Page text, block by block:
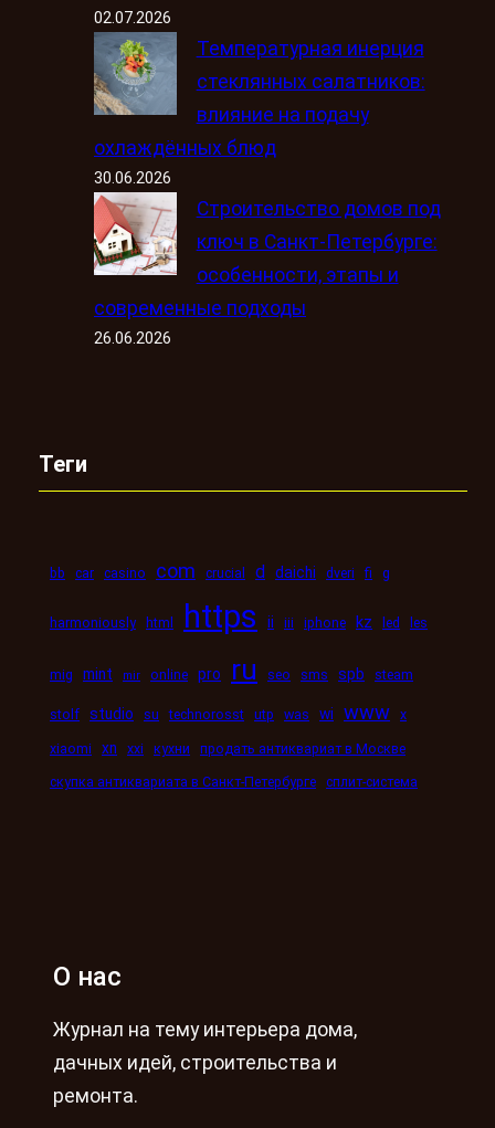
02.07.2026
Температурная инерция
стеклянных салатников:
влияние на подачу
охлаждённых блюд
30.06.2026
Строительство домов под
ключ в Санкт-Петербурге:
особенности, этапы и
современные подходы
26.06.2026
Теги
bb car casino com crucial d daichi dveri fi g
harmoniously html https ii iii iphone kz led les
mig mint mir online pro ru seo sms spb steam
stolf studio su technorosst utp was wi www x
xiaomi xn xxi кухни
продать антиквариат в Москве
скупка антиквариата в Санкт-Петербурге сплит-система
О нас
Журнал на тему интерьера дома,
дачных идей, строительства и
ремонта.